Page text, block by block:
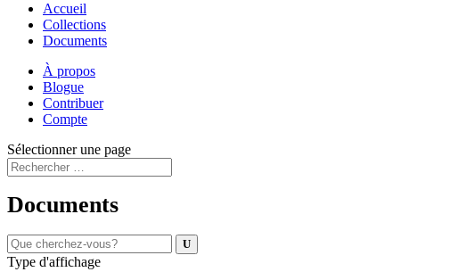
Accueil
Collections
Documents
À propos
Blogue
Contribuer
Compte
Sélectionner une page
Documents
Type d'affichage